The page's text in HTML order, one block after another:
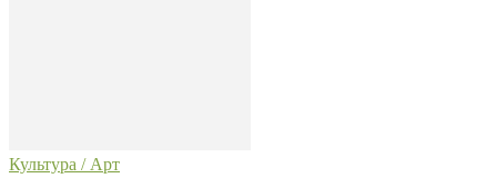
Культура / Арт